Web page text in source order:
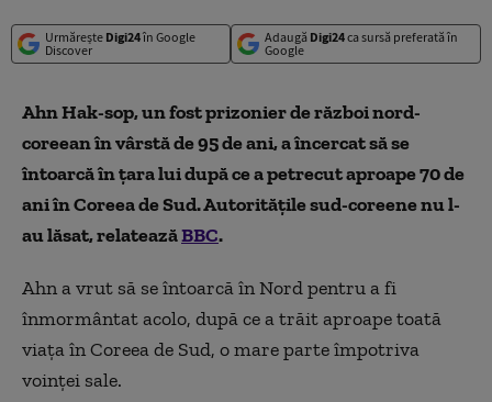
Urmărește Digi24în Google
Discover
Adaugă Digi24ca sursă preferată în
Google
Ahn Hak-sop, un fost prizonier de război nord-
coreean în vârstă de 95 de ani, a încercat să se
întoarcă în țara lui după ce a petrecut aproape 70 de
ani în Coreea de Sud. Autoritățile sud-coreene nu l-
au lăsat, relateazăBBC.
Ahn a vrut să se întoarcă în Nord pentru a fi
înmormântat acolo, după ce a trăit aproape toată
viața în Coreea de Sud, o mare parte împotriva
voinței sale.